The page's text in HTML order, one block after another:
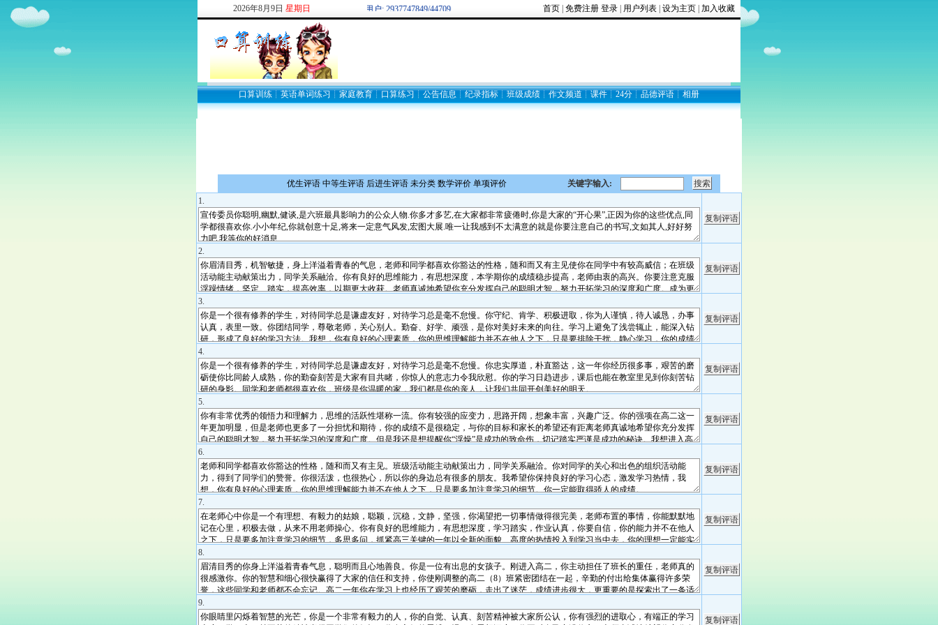
2026年8月 9日 星期日 欢迎新注册用户: 2937747849/44709 首页 免费注册 登录 用户列表 设为主页 加入收藏
口算训练 ┊ 英语单词练习 ┊ 家庭教育 ┊ 口算练习 ┊ 公告信息 ┊ 纪录指标 ┊ 班级成绩 ┊ 作文频道 ┊ 课件 ┊ 24分 ┊ 品德评语 ┊ 相册
优生评语 中等生评语 后进生评语 未分类 数学评价 单项评价
关键字输入:
1.
2.
3.
4.
5.
6.
7.
8.
9.